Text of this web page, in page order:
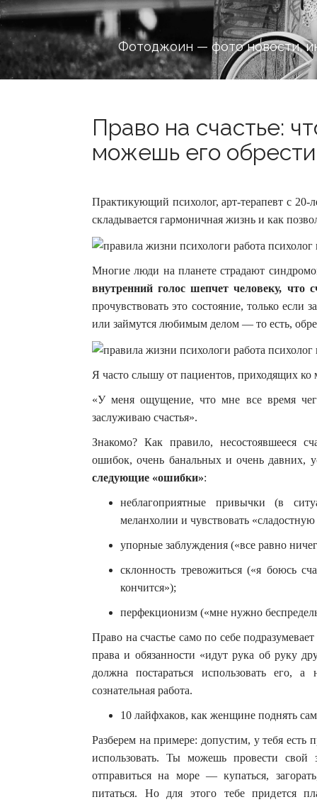
Фотоджоин — фото новости,
Право на счастье:
можешь его
Практикующий психолог, арт-терапевт с 20-
складывается гармоничная жизнь и как
Многие люди на планете страдают
внутренний голос шепчет человеку, что
прочувствовать это состояние, только
или займутся любимым делом — то есть,
Я часто слышу от пациентов, приходящих ко
«У меня ощущение, что мне все время
заслуживаю счастья».
Знакомо? Как правило, несостоявшееся
ошибок, очень банальных и очень давних,
следующие «ошибки»:
неблагоприятные привычки (в
меланхолии и чувствовать «сладостную
упорные заблуждения («все равно
склонность тревожиться («я боюсь
кончится»);
перфекционизм («мне нужно
Право на счастье само по себе
права и обязанности «идут рука об руку
должна постараться использовать его,
сознательная работа.
10 лайфхаков, как женщине поднять
Разберем на примере: допустим, у тебя
использовать. Ты можешь провести
отправиться на море — купаться,
питаться. Но для этого тебе придется